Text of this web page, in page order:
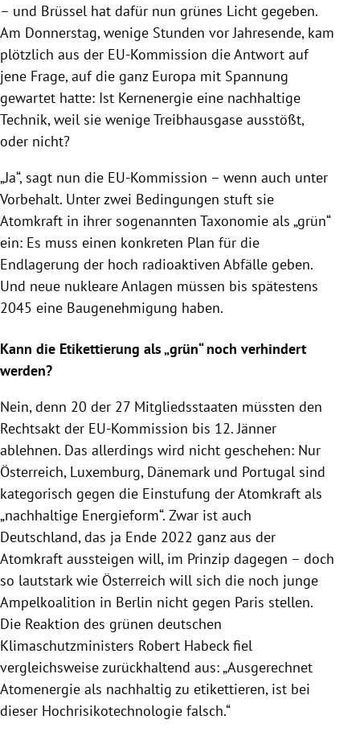
Untermenü
– und Brüssel hat dafür nun grünes Licht gegeben.
Am Donnerstag, wenige Stunden vor Jahresende, kam
plötzlich aus der EU-Kommission die Antwort auf
jene Frage, auf die ganz Europa mit Spannung
gewartet hatte: Ist Kernenergie eine nachhaltige
Technik, weil sie wenige Treibhausgase ausstößt,
oder nicht?
„Ja“, sagt nun die EU-Kommission – wenn auch unter
Vorbehalt. Unter zwei Bedingungen stuft sie
Atomkraft in ihrer sogenannten Taxonomie als „grün“
ein: Es muss einen konkreten Plan für die
Endlagerung der hoch radioaktiven Abfälle geben.
Und neue nukleare Anlagen müssen bis spätestens
2045 eine Baugenehmigung haben.
Kann die Etikettierung als „grün“ noch verhindert
werden?
Nein, denn 20 der 27 Mitgliedsstaaten müssten den
Rechtsakt der EU-Kommission bis 12. Jänner
ablehnen. Das allerdings wird nicht geschehen: Nur
Österreich, Luxemburg, Dänemark und Portugal sind
kategorisch gegen die Einstufung der Atomkraft als
„nachhaltige Energieform“. Zwar ist auch
Deutschland, das ja Ende 2022 ganz aus der
Atomkraft aussteigen will, im Prinzip dagegen – doch
so lautstark wie Österreich will sich die noch junge
Ampelkoalition in Berlin nicht gegen Paris stellen.
Die Reaktion des grünen deutschen
Klimaschutzministers Robert Habeck fiel
vergleichsweise zurückhaltend aus: „Ausgerechnet
Atomenergie als nachhaltig zu etikettieren, ist bei
dieser Hochrisikotechnologie falsch.“